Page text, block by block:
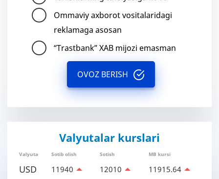
Ommaviy axborot vositalaridagi
reklamaga asosan
“Trastbank” XAB mijozi emasman
OVOZ BERISH
Valyutalar kurslari
Valyuta Sotib olish Sotish MB kursi
USD 11940 12010 11915.64